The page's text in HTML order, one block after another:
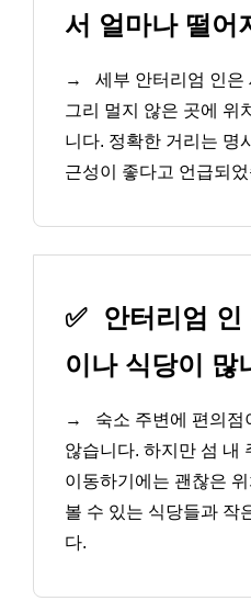
서 얼마나 떨어
→
세부 안터리엄 인은
그리 멀지 않은 곳에 위
니다. 정확한 거리는 명
근성이 좋다고 언급되
✅
안터리엄 인
이나 식당이 많
→
숙소 주변에 편의점
않습니다. 하지만 섬 내
이동하기에는 괜찮은
볼 수 있는 식당들과 작
다.